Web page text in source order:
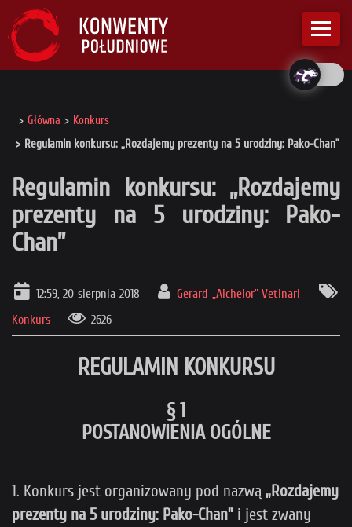
Główna
Konkurs
Regulamin konkursu: „Rozdajemy prezenty na 5 urodziny: Pako-Chan”
Regulamin konkursu: „Rozdajemy
prezenty na 5 urodziny: Pako-
Chan”
12:59, 20 sierpnia 2018
Gerard „Alchelor” Vetinari
Konkurs
2626
REGULAMIN KONKURSU
§ 1
POSTANOWIENIA OGÓLNE
1. Konkurs jest organizowany pod nazwą „Rozdajemy
prezenty na 5 urodziny: Pako-Chan” i jest zwany